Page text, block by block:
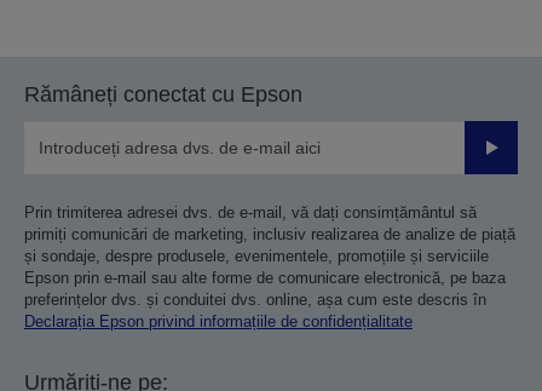
Rămâneți conectat cu Epson
Prin trimiterea adresei dvs. de e-mail, vă dați consimțământul să
primiți comunicări de marketing, inclusiv realizarea de analize de piață
și sondaje, despre produsele, evenimentele, promoțiile și serviciile
Epson prin e-mail sau alte forme de comunicare electronică, pe baza
preferințelor dvs. și conduitei dvs. online, așa cum este descris în
Declarația Epson privind informațiile de confidențialitate
Urmăriți-ne pe: